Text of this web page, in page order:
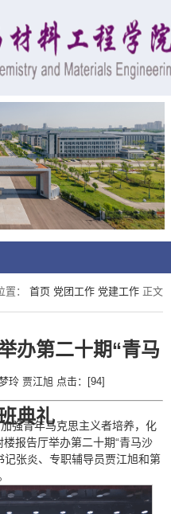
置： 首页 党团工作 党建工作 正文
办第二十期“青马
典礼
玲 贾江旭 点击：[94]
强青年马克思主义者培养，化
报告厅举办第二十期“青马沙
记张炎、专职辅导员贾江旭和第